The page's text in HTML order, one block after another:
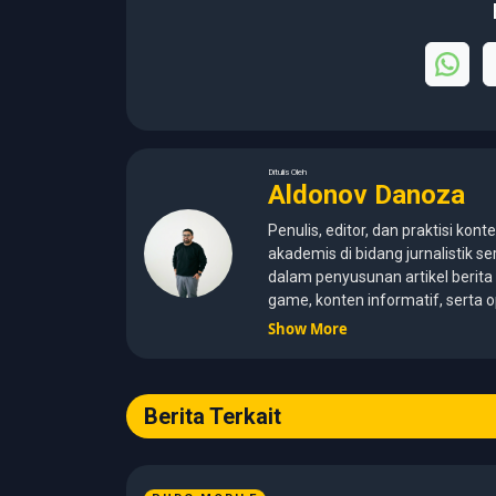
Ditulis Oleh
Aldonov Danoza
Penulis, editor, dan praktisi
akademis di bidang jurnalistik
dalam penyusunan artikel
game, konten informatif, serta
untuk audiens media digital.
profesional. Berfokus pada
mengutamakan akurasi,
Memastikan artikel
Show More
Berita Terkait